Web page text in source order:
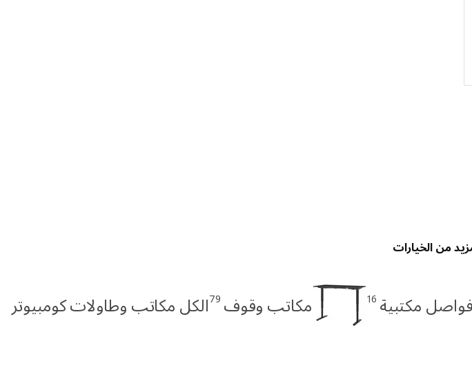
من الخيارات
فواصل مكتبية 16 مكاتب وقوف 79الكل مكاتب وطاولات كومبيوتر